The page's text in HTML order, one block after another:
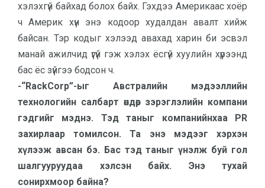
хэлэхгүй байхад болох байх. Гэхдээ Америкаас хоёр
ч Америк хүн энэ кодоор худалдан авалт хийж
байсан. Тэр кодыг хэлээд авахад харин би эсвэл
манай ажилчид үгүй гэж хэлэх ёсгүй хуулийн хүрээнд
бас ёс зүйгээ бодсон ч.
-“RackCorp”-ыг Австралийн мэдээллийн
технологийн салбарт өндөр зэрэглэлийн компани
гэдгийг мэднэ. Тэд таныг компанийнхаа PR
захирлаар томилсон. Та энэ мэдээг хэрхэн
хүлээж авсан бэ. Бас тэд таныг үнэлж буй гол
шалгууруудаа хэлсэн байх. Энэ тухай
сонирхмоор байна?